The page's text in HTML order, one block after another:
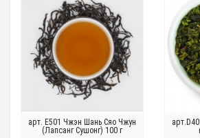
арт. Е501 Чжэн Шань Сяо Чжун
(Лапсанг Сушонг) 100 г